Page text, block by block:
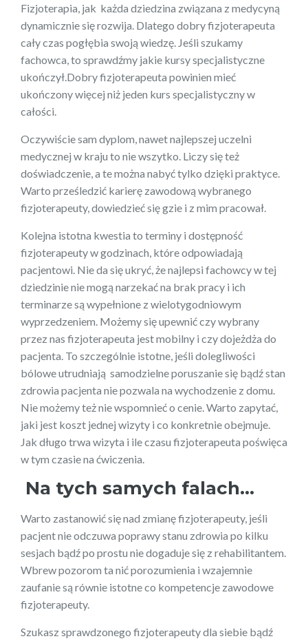
Fizjoterapia, jak każda dziedzina związana z medycyną
dynamicznie się rozwija. Dlatego dobry fizjoterapeuta
cały czas pogłębia swoją wiedzę. Jeśli szukamy
fachowca, to sprawdźmy jakie kursy specjalistyczne
ukończył.Dobry fizjoterapeuta powinien mieć
ukończony więcej niż jeden kurs specjalistyczny w
całości.
Oczywiście sam dyplom, nawet najlepszej uczelni
medycznej w kraju to nie wszytko. Liczy się też
doświadczenie, a te można nabyć tylko dzięki praktyce.
Warto prześledzić karierę zawodową wybranego
fizjoterapeuty, dowiedzieć się gzie i z mim pracował.
Kolejna istotna kwestia to terminy i dostępność
fizjoterapeuty w godzinach, które odpowiadają
pacjentowi. Nie da się ukryć, że najlepsi fachowcy w tej
dziedzinie nie mogą narzekać na brak pracy i ich
terminarze są wypełnione z wielotygodniowym
wyprzedzeniem. Możemy się upewnić czy wybrany
przez nas fizjoterapeuta jest mobilny i czy dojeżdża do
pacjenta. To szczególnie istotne, jeśli dolegliwości
bólowe utrudniają samodzielne poruszanie się bądź stan
zdrowia pacjenta nie pozwala na wychodzenie z domu.
Nie możemy też nie wspomnieć o cenie. Warto zapytać,
jaki jest koszt jednej wizyty i co konkretnie obejmuje.
Jak długo trwa wizyta i ile czasu fizjoterapeuta poświęca
w tym czasie na ćwiczenia.
Na tych samych falach…
Warto zastanowić się nad zmianę fizjoterapeuty, jeśli
pacjent nie odczuwa poprawy stanu zdrowia po kilku
sesjach bądź po prostu nie dogaduje się z rehabilitantem.
Wbrew pozorom ta nić porozumienia i wzajemnie
zaufanie są równie istotne co kompetencje zawodowe
fizjoterapeuty.
Szukasz sprawdzonego fizjoterapeuty dla siebie bądź